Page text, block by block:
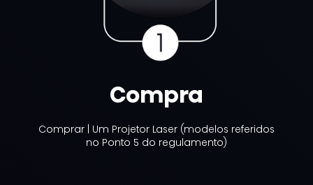
Compra
Comprar | Um Projetor Laser (modelos referidos
no Ponto 5 do regulamento)